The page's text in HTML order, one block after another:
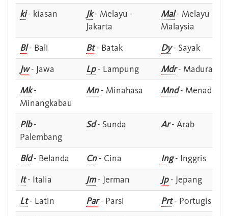
ki- kiasan Jk- Melayu -
Jakarta
Mal- Melayu -
Malaysia
Bl- Bali Bt- Batak Dy- Sayak
Jw- Jawa Lp- Lampung Mdr- Madura
Mk-
Minangkabau
Mn- Minahasa Mnd- Menado
Plb-
Palembang
Sd- Sunda Ar- Arab
Bld- Belanda Cn- Cina Ing- Inggris
It- Italia Jm- Jerman Jp- Jepang
Lt- Latin Par- Parsi Prt- Portugis